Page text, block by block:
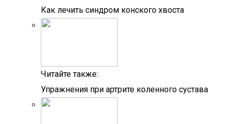
Как лечить синдром конского хвоста
Читайте также:
Упражнения при артрите коленного сустава